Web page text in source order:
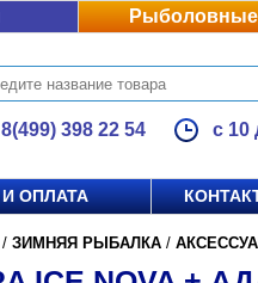
8(499) 398 22 54 с 10
ОПЛАТА
/ ЗИМНЯЯ РЫБАЛКА /